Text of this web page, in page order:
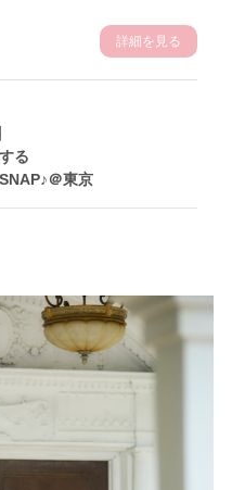
詳細を見る
る
＠東京